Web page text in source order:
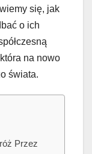
się, jak
o ich
na nowo
świata.
Przez